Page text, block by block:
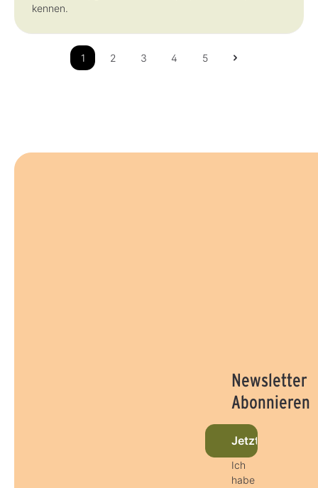
kennen.
1 2 3 4 5
Newsletter
Abonnieren
Jetzt beim
Ich
habe